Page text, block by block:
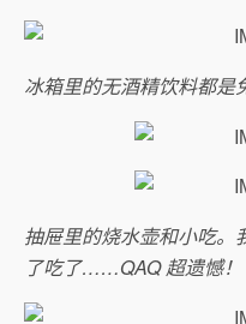
冰箱里的无酒精饮料都是
抽屉里的烧水壶和小吃。
了吃了……QAQ 超遗憾！